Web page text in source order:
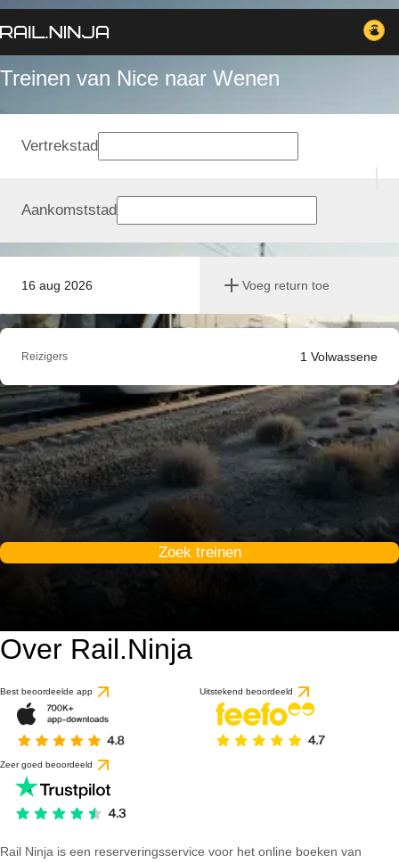
Treinen van Nice naar Wenen
16 aug 2026 Voeg return toe
Vertrekstad
Aankomststad
Reizigers 1 Volwassene
Zoek treinen
Over Rail.Ninja
Best beoordeelde app Uitstekend beoordeeld
Zeer goed beoordeeld
Rail Ninja is een reserveringsservice voor het online boeken van